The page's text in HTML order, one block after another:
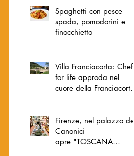
Spaghetti con pesce
spada, pomodorini e
finocchietto
Villa Franciacorta: Chefs
for life approda nel
cuore della Franciacorta,
Firenze, nel palazzo dei
Canonici
apre "TOSCANA